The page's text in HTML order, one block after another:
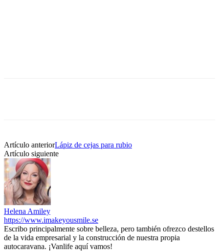
Artículo anteriorLápiz de cejas para rubio
Artículo siguiente
Helena Amiley
https://www.imakeyousmile.se
Escribo principalmente sobre belleza, pero también ofrezco destellos
de la vida empresarial y la construcción de nuestra propia
autocaravana. ¡Vanlife aquí vamos!